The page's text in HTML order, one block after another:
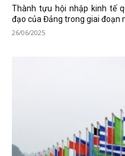
Thành tựu hội nhập kinh tế
đạo của Đảng trong giai đoạn
26/06/2025